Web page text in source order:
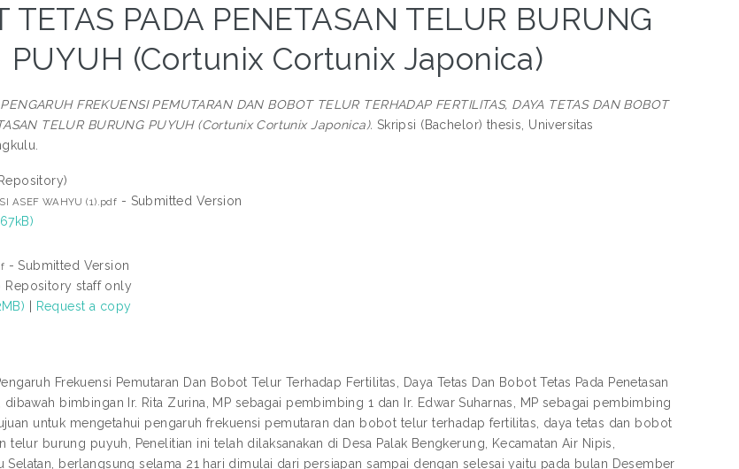
TETAS PADA PENETASAN TELUR BURUNG
PUYUH (Cortunix Cortunix Japonica)
PENGARUH FREKUENSI PEMUTARAN DAN BOBOT TELUR TERHADAP FERTILITAS, DAYA TETAS DAN BOBOT
TELUR BURUNG PUYUH (Cortunix Cortunix Japonica). Skripsi (Bachelor) thesis, Universitas
ASEF WAHYU (1).pdf - Submitted Version
- Submitted Version
Repository staff only
| Request a copy
Frekuensi Pemutaran Dan Bobot Telur Terhadap Fertilitas, Daya Tetas Dan Bobot Tetas Pada Penetasan
dibawah bimbingan Ir. Rita Zurina, MP sebagai pembimbing 1 dan Ir. Edwar Suharnas, MP sebagai pembimbing
untuk mengetahui pengaruh frekuensi pemutaran dan bobot telur terhadap fertilitas, daya tetas dan bobot
telur burung puyuh, Penelitian ini telah dilaksanakan di Desa Palak Bengkerung, Kecamatan Air Nipis,
Selatan, berlangsung selama 21 hari dimulai dari persiapan sampai dengan selesai yaitu pada bulan Desember